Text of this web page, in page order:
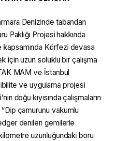
Denizinde tabandan
Paklığı Projesi hakkında
Körfezi devasa
için uzun soluklu bir çalışma
MAM ve İstanbul
ve uygulama projesi
doğu kıyısında çalışmaların
çamurunu vakumlu
denilen gemilerle
uzunluğundaki boru